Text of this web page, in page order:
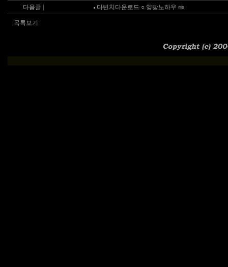
다음글 |
다빈치다운로드 ○ 양빵노하우 ㎧
목록보기